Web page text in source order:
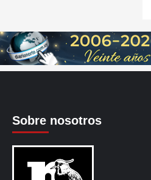
Sobre nosotros